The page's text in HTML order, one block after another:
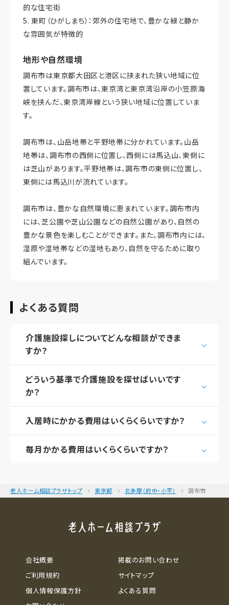
的な住宅街
5. 東町（ひがしまち）：郊外の住宅地で、豊かな緑と静か
な雰囲気が特徴的
地形や自然環境
調布市は東京都大田区と港区に挟まれた狭い地域に位
置しています。調布市は、東京湾と東京湾沿岸の小笠原海
峡を挟んだ、東京湾岸線という狭い地域に位置していま
す。
調布市は、山岳地帯と平野地帯に分かれています。山岳
地帯は、調布市の西側に位置し、西側には馬込山、東側に
は芝山があります。平野地帯は、調布市の東側に位置し、
東側には馬込川が流れています。
調布市は、豊かな自然環境に恵まれています。調布市内
には、芝公園や芝山公園などの自然公園があり、自然の
豊かな景色を楽しむことができます。また、調布市内には、
湿原や湿地帯などの湿地もあり、自然を守るために取り
組んでいます。
よくある質問
介護施設探しについてどんな相談ができま
すか？
どういう基準で介護施設を探せばいいです
か？
入居時にかかる費用はいくらくらいですか？
毎月かかる費用はいくらくらいですか？
老人ホーム相談プラザトップ 東京都 北多摩（府中・小平） 調布市
会社概要
ご利用規約
個人情報保護方針
掲載のお問い合わせ
サイトマップ
よくある質問